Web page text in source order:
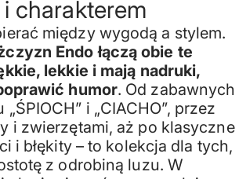
charakterem
między wygodą a stylem.
Endo łączą obie te
lekkie i mają nadruki,
humor. Od zabawnych
i „CIACHO”, przez
i zwierzętami, aż po klasyczne
i błękity – to kolekcja dla tych,
z odrobiną luzu. W